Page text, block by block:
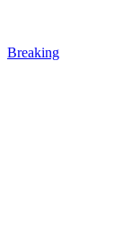
Breaking